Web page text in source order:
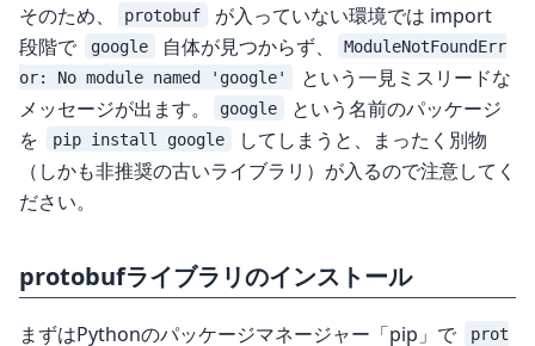
そのため、 protobuf
が入っていない環境では import
段階で
google 自体が見つからず、
ModuleNotFoundErr
or: No module named 'google'
という一見ミスリードな
メッセージが出ます。
google
という名前のパッケージ
を
pip install google
してしまうと、まったく別物
（しかも非推奨の古いライブラリ）が入るので注意してく
ださい。
protobufライブラリのインストール
まずはPythonのパッケージマネージャー「pip」で
prot